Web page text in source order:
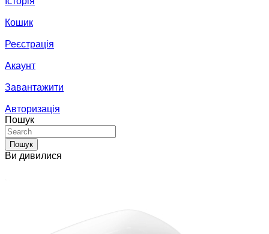
Кошик
Реєстрація
Акаунт
Завантажити
Авторизація
Пошук
Пошук
Ви дивилися